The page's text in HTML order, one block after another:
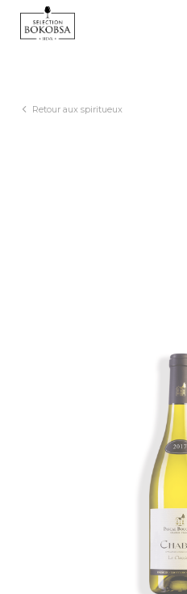
navigation
Retour aux spiritueux